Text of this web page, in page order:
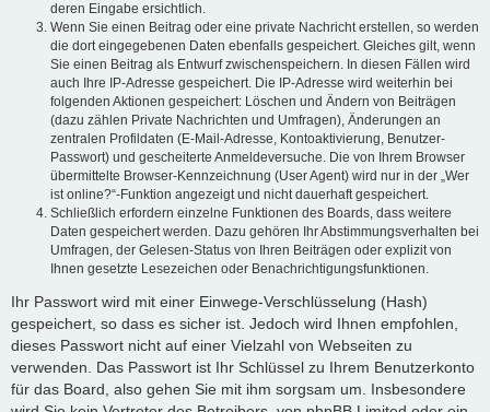
deren Eingabe ersichtlich.
Wenn Sie einen Beitrag oder eine private Nachricht erstellen, so werden
die dort eingegebenen Daten ebenfalls gespeichert. Gleiches gilt, wenn
Sie einen Beitrag als Entwurf zwischenspeichern. In diesen Fällen wird
auch Ihre IP-Adresse gespeichert. Die IP-Adresse wird weiterhin bei
folgenden Aktionen gespeichert: Löschen und Ändern von Beiträgen
(dazu zählen Private Nachrichten und Umfragen), Änderungen an
zentralen Profildaten (E-Mail-Adresse, Kontoaktivierung, Benutzer-
Passwort) und gescheiterte Anmeldeversuche. Die von Ihrem Browser
übermittelte Browser-Kennzeichnung (User Agent) wird nur in der „Wer
ist online?“-Funktion angezeigt und nicht dauerhaft gespeichert.
Schließlich erfordern einzelne Funktionen des Boards, dass weitere
Daten gespeichert werden. Dazu gehören Ihr Abstimmungsverhalten bei
Umfragen, der Gelesen-Status von Ihren Beiträgen oder explizit von
Ihnen gesetzte Lesezeichen oder Benachrichtigungsfunktionen.
Ihr Passwort wird mit einer Einwege-Verschlüsselung (Hash)
gespeichert, so dass es sicher ist. Jedoch wird Ihnen empfohlen,
dieses Passwort nicht auf einer Vielzahl von Webseiten zu
verwenden. Das Passwort ist Ihr Schlüssel zu Ihrem Benutzerkonto
für das Board, also gehen Sie mit ihm sorgsam um. Insbesondere